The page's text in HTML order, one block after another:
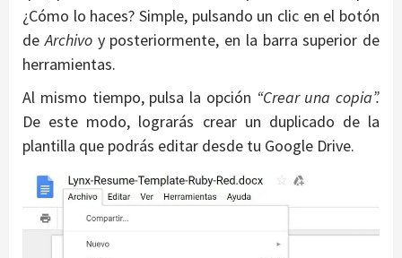
¿Cómo lo haces? Simple, pulsando un clic en el botón
deArchivoy posteriormente, en la barra superior de
herramientas.
Al mismo tiempo, pulsa la opción “Crear una copia”.
De este modo, lograrás crear un duplicado de la
plantilla que podrás editar desde tu Google Drive.